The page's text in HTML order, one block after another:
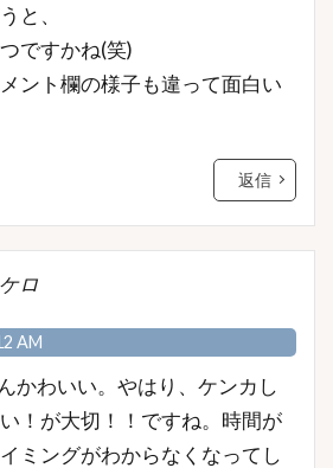
と、
ですかね(笑)
ント欄の様子も違って面白い
返信
ロ
AM
かわいい。やはり、ケンカし
！が大切！！ですね。時間が
ミングがわからなくなってし